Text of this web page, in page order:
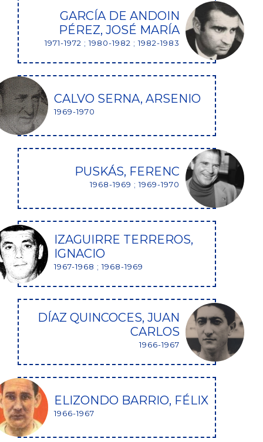
GARCÍA DE ANDOIN
PÉREZ, JOSÉ MARÍA
1971-1972 ; 1980-1982 ; 1982-1983
CALVO SERNA, ARSENIO
1969-1970
PUSKÁS, FERENC
1968-1969 ; 1969-1970
IZAGUIRRE TERREROS,
IGNACIO
1967-1968 ; 1968-1969
DÍAZ QUINCOCES, JUAN
CARLOS
1966-1967
ELIZONDO BARRIO, FÉLIX
1966-1967